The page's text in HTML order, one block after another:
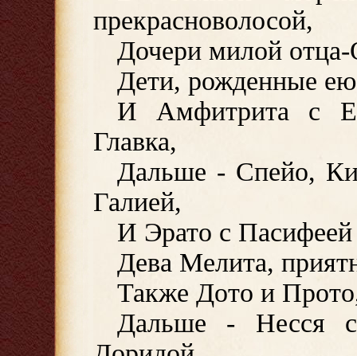
прекрасноволосой,
Дочери милой
Дети, рожденные
И Амфитрита с
Главка,
Дальше - Спейо,
Галией,
И Эрато с
Дева Мелита,
Также Дото и
Дальше - Несся